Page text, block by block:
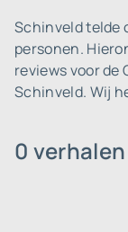
Schinveld telde
personen.
reviews voor
Schinveld. Wij
0